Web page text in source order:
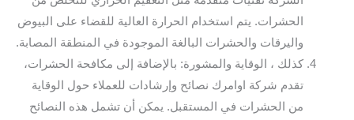
الحشرات. يتم استخدام الحرارة العالية للقضاء على البيوض
واليرقات والحشرات البالغة الموجودة في المنطقة المصابة.
كذلك ، الوقاية والمشورة: بالإضافة إلى مكافحة الحشرات،
تقدم شركة اوامرك نصائح وإرشادات للعملاء حول الوقاية
من الحشرات في المستقبل. يمكن أن تشمل هذه النصائح